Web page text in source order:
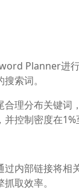
Planner进
索词。
理分布关键词
控制密度在1%
内部链接将相
取效率。